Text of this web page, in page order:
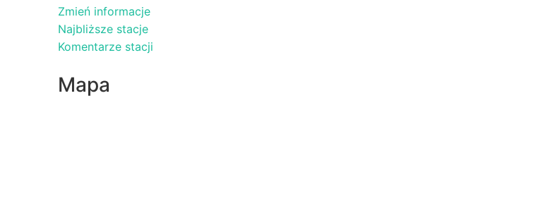
Zmień informacje
Najbliższe stacje
Komentarze stacji
Mapa